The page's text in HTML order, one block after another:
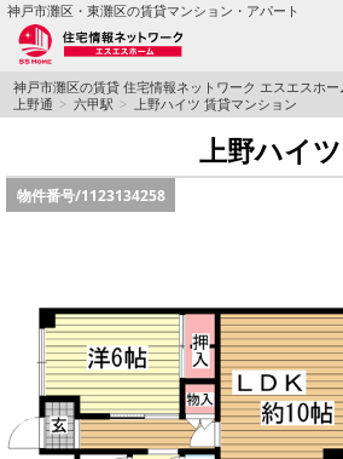
神戸市灘区・東灘区の賃貸マンション・アパート
TOPページ
学生さん向け物件
ペット飼育可物件
路線·駅から探す
地域から探す
神戸市灘区の賃貸 住宅情報ネットワーク エスエスホー
上野通
六甲駅 上野ハイツ 賃貸マンション
上野ハイツ
物件番号/1123134258